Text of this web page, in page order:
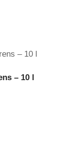
– 10 l